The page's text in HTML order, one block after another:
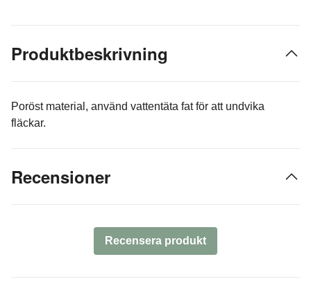
Produktbeskrivning
Poröst material, använd vattentäta fat för att undvika
fläckar.
Recensioner
Recensera produkt